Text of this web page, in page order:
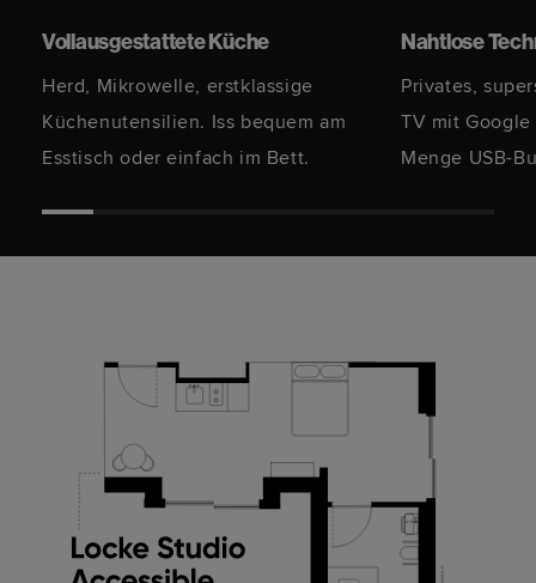
Vollausgestattete Küche
Herd, Mikrowelle, erstklassige
Küchenutensilien. Iss bequem am
Esstisch oder einfach im Bett.
Nahtlose
Privates,
TV mit
Menge USB-